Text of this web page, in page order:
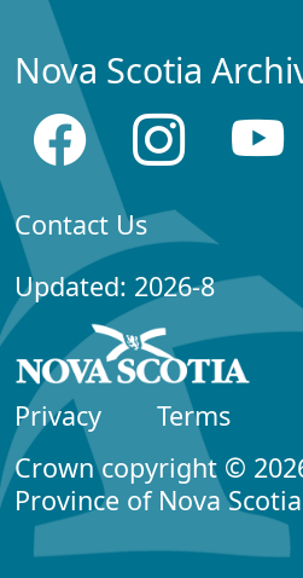
Nova Scotia
Contact Us
Updated: 2026-8
Privacy
Terms
Crown copyright ©
Province of Nova